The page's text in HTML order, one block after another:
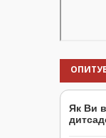
Як Ви